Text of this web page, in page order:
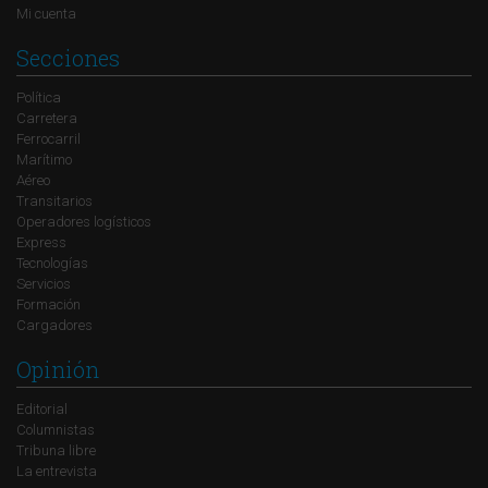
Mi cuenta
Secciones
Política
Carretera
Ferrocarril
Marítimo
Aéreo
Transitarios
Operadores logísticos
Express
Tecnologías
Servicios
Formación
Cargadores
Opinión
Editorial
Columnistas
Tribuna libre
La entrevista